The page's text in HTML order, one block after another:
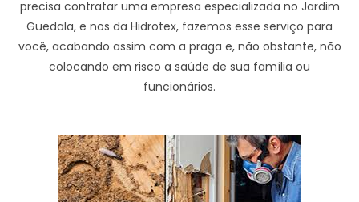
precisa contratar uma empresa especializada no Jardim
Guedala, e nos da Hidrotex, fazemos esse serviço para
você, acabando assim com a praga e, não obstante, não
colocando em risco a saúde de sua família ou
funcionários.